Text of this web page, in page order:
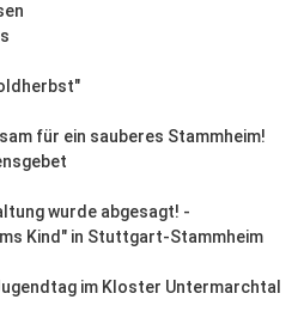
für ein sauberes Stammheim!
wurde abgesagt! -
Kind" in Stuttgart-Stammheim
im Kloster Untermarchtal